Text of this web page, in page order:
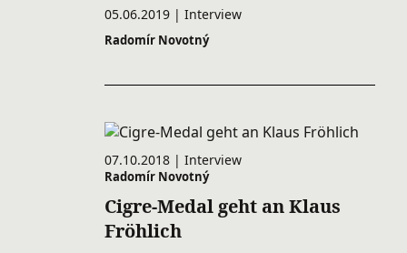
05.06.2019 | Interview
Radomír Novotný
07.10.2018 | Interview
Radomír Novotný
Cigre-Medal geht an Klaus
Fröhlich